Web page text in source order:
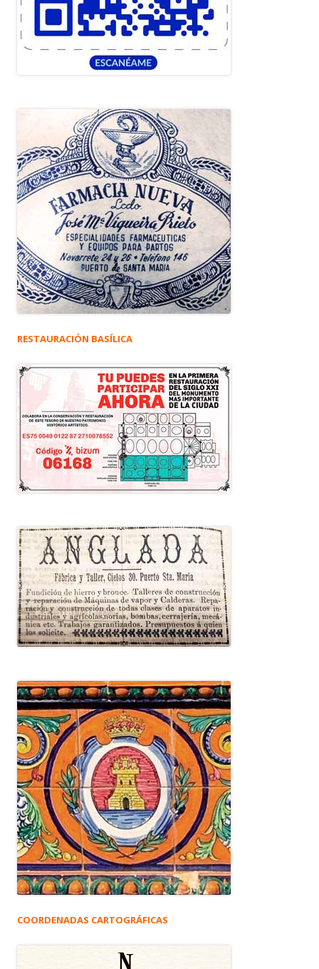
RESTAURACIÓN BASÍLICA
COORDENADAS CARTOGRÁFICAS